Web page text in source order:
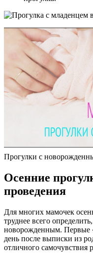
Прогулки с
Осенние
проведения
Для многих мамочек
труднее всего
новорожденным. Первые
день после выписки из
отличного самочувствия